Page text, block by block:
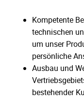
Kompetente
technischen
um unser
persönliche
Ausbau und
bestehender